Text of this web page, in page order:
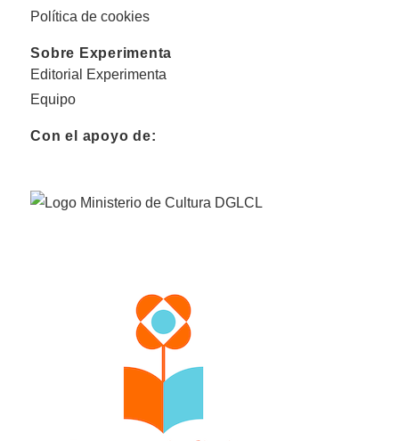
Política de cookies
Sobre Experimenta
Editorial Experimenta
Equipo
Con el apoyo de: